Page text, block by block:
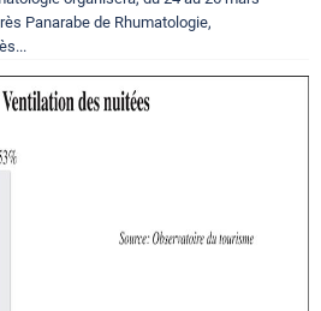
Panarabe de Rhumatologie,